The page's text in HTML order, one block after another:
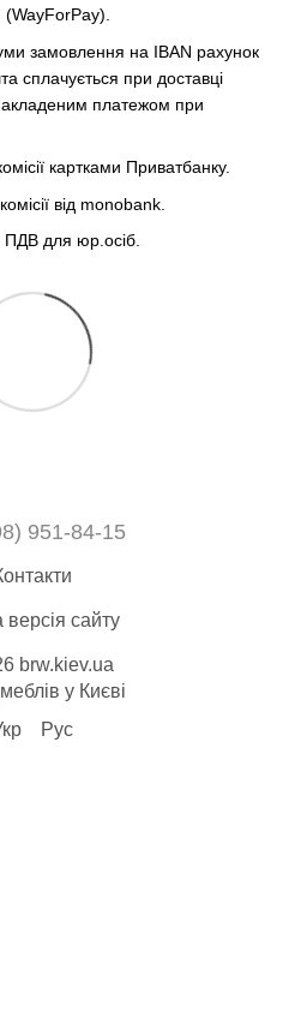
замовлення на IBAN рахунок
сплачується при доставці
платежом при
картками Приватбанку.
від monobank.
ПДВ для юр.осіб.
951-84-15
сайту
brw.kiev.ua
у Києві
Рус